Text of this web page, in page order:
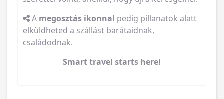
A megosztás ikonnal pedig pillanatok alatt
elküldheted a szállást barátaidnak,
családodnak.
Smart travel starts here!